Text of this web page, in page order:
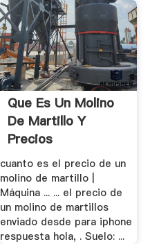
Que Es Un Molino
De Martillo Y
Precios
cuanto es el precio de un
molino de martillo |
Máquina ... ... el precio de
un molino de martillos
enviado desde para iphone
respuesta hola, . Suelo: ...